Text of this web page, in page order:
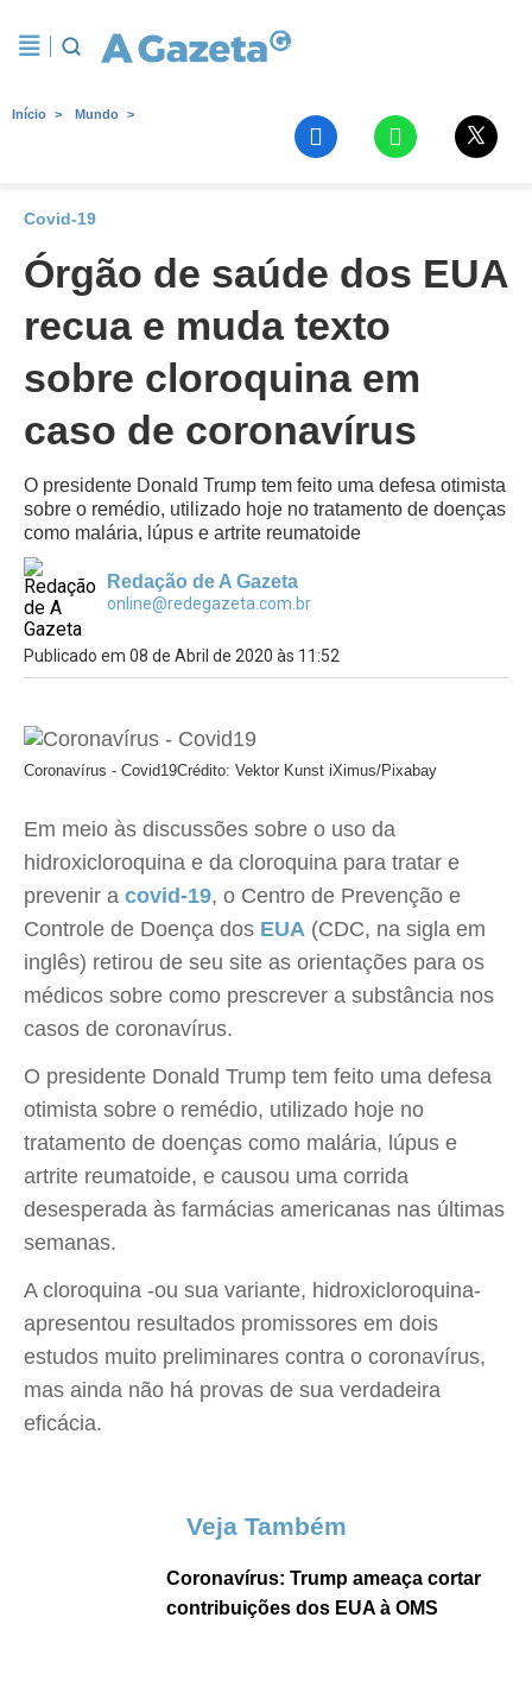
Início Mundo
Covid-19
Órgão de saúde dos EUA
recua e muda texto
sobre cloroquina em
caso de coronavírus
O presidente Donald Trump tem feito uma defesa otimista
sobre o remédio, utilizado hoje no tratamento de doenças
como malária, lúpus e artrite reumatoide
Redação de A Gazeta
online@redegazeta.com.br
Publicado em 08 de Abril de 2020 às 11:52
Coronavírus - Covid19Crédito: Vektor Kunst iXimus/Pixabay
Em meio às discussões sobre o uso da
hidroxicloroquina e da cloroquina para tratar e
prevenir a covid-19, o Centro de Prevenção e
Controle de Doença dos EUA (CDC, na sigla em
inglês) retirou de seu site as orientações para os
médicos sobre como prescrever a substância nos
casos de coronavírus.
O presidente Donald Trump tem feito uma defesa
otimista sobre o remédio, utilizado hoje no
tratamento de doenças como malária, lúpus e
artrite reumatoide, e causou uma corrida
desesperada às farmácias americanas nas últimas
semanas.
A cloroquina -ou sua variante, hidroxicloroquina-
apresentou resultados promissores em dois
estudos muito preliminares contra o coronavírus,
mas ainda não há provas de sua verdadeira
eficácia.
Veja Também
Coronavírus: Trump ameaça cortar
contribuições dos EUA à OMS